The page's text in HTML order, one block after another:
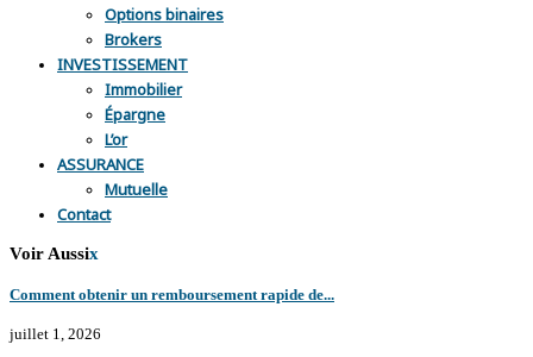
Options binaires
Brokers
INVESTISSEMENT
Immobilier
Épargne
L’or
ASSURANCE
Mutuelle
Contact
Voir Aussix
Comment obtenir un remboursement rapide de...
juillet 1, 2026